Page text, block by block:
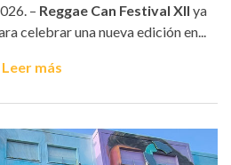
– Reggae Can Festival XII ya
celebrar una nueva edición en...
Leer más